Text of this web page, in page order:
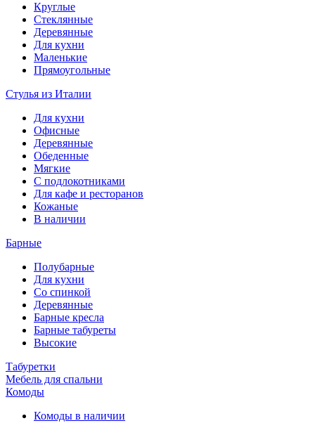
Круглые
Стеклянные
Деревянные
Для кухни
Маленькие
Прямоугольные
Стулья из Италии
Для кухни
Офисные
Деревянные
Обеденные
Мягкие
С подлокотниками
Для кафе и ресторанов
Кожаные
В наличии
Барные
Полубарные
Для кухни
Со спинкой
Деревянные
Барные кресла
Барные табуреты
Высокие
Табуретки
Мебель для спальни
Комоды
Комоды в наличии